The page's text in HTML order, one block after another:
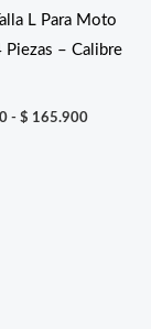
L Para Moto
Piezas – Calibre
- $ 165.900Rango